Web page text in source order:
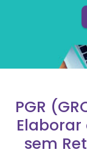
PGR
sem